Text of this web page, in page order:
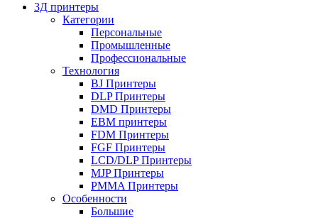
3Д принтеры
Категории
Персональные
Промышленные
Профессиональные
Технология
BJ Принтеры
DLP Принтеры
DMD Принтеры
EBM принтеры
FDM Принтеры
FGF Принтеры
LCD/DLP Принтеры
MJP Принтеры
PMMA Принтеры
Особенности
Большие